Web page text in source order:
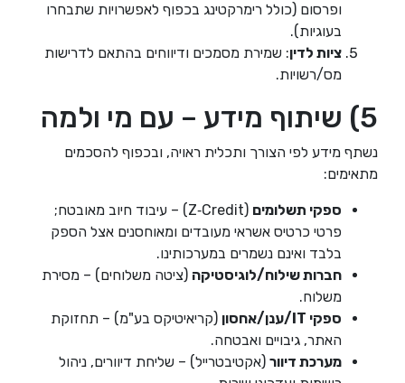
ופרסום (כולל רימרקטינג בכפוף לאפשרויות שתבחרו
בעוגיות).
ציות לדין: שמירת מסמכים ודיווחים בהתאם לדרישות
מס/רשויות.
5) שיתוף מידע – עם מי ולמה
נשתף מידע לפי הצורך ותכלית ראויה, ובכפוף להסכמים
מתאימים:
ספקי תשלומים
(Z‑Credit) – עיבוד חיוב מאובטח;
פרטי כרטיס אשראי מעובדים ומאוחסנים אצל הספק
בלבד ואינם נשמרים במערכותינו.
חברות שילוח/לוגיסטיקה (ציטה משלוחים) – מסירת
משלוח.
ספקי IT/ענן/אחסון
(קריאיטיקס בע"מ) – תחזוקת
האתר, גיבויים ואבטחה.
מערכת דיוור (אקטיבטרייל) – שליחת דיוורים, ניהול